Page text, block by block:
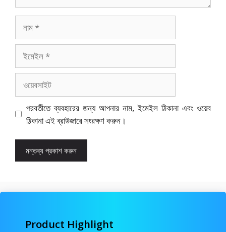
ইমেইল
পরবর্তীতে ব্যবহারের জন্য আপনার নাম, ইমেইল ঠিকানা এবং ওয়েব
ঠিকানা এই ব্রাউজারে সংরক্ষণ করুন।
Product Highlight